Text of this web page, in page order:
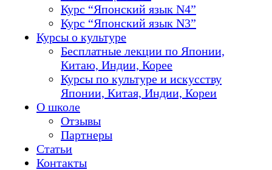
Курс “Японский язык N4”
Курс “Японский язык N3”
Курсы о культуре
Бесплатные лекции по Японии,
Китаю, Индии, Корее
Курсы по культуре и искусству
Японии, Китая, Индии, Кореи
О школе
Отзывы
Партнеры
Статьи
Контакты